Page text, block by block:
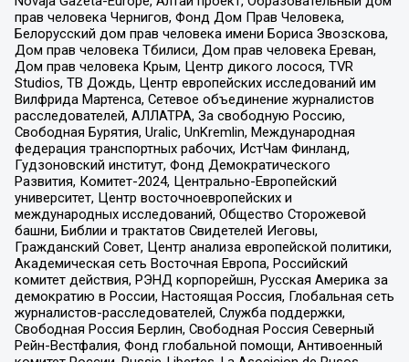
прав человека Чернигов, Фонд Дом Прав Человека,
Белорусский дом прав человека имени Бориса Звозскова,
Дом прав человека Тбилиси, Дом прав человека Ереван,
Дом прав человека Крым, Центр дикого лосося, TVR
Studios, ТВ Дождь, Центр европейских исследований им
Вилфрида Мартенса, Сетевое объединение журналистов
расследователей, АЛЛАТРА, За свободную Россию,
Свободная Бурятия, Uralic, UnKremlin, Международная
федерация транспортных рабочих, ИстЧам Финланд,
Гудзоновский институт, Фонд Демократического
Развития, Комитет-2024, Центрально-Европейский
университет, Центр восточноевропейских и
международных исследований, Общество Сторожевой
башни, Библии и трактатов Свидетелей Иеговы,
Гражданский Совет, Центр анализа европейской политики,
Академическая сеть Восточная Европа, Российский
комитет действия, РЭНД корпорейшн, Русская Америка за
демократию в России, Настоящая Россия, Глобальная сеть
журналистов-расследователей, Служба поддержки,
Свободная Россия Берлин, Свободная Россия Северный
Рейн-Вестфалия, Фонд глобальной помощи, Антивоенный